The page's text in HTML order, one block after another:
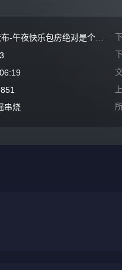
Dj筱布-午夜快乐包房绝对是个梦Electro专辑
串烧